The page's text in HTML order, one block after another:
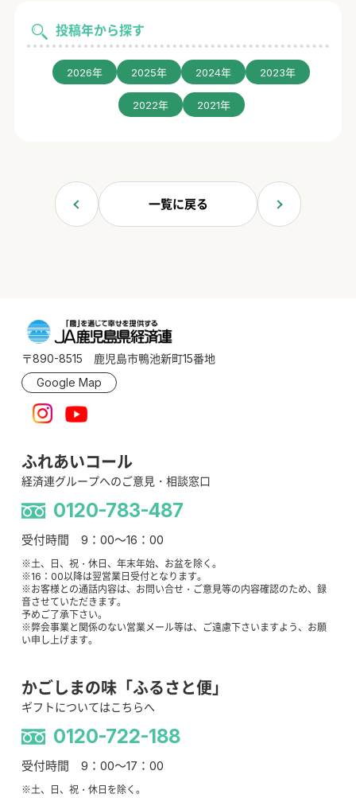
投稿年から探す
2026年 2025年 2024年 2023年
2022年 2021年
一覧に戻る
〒890-8515 鹿児島市鴨池新町15番地
Google Map
ふれあいコール
経済連グループへのご意見・相談窓口
0120-783-487
受付時間 9：00～16：00
※土、日、祝・休日、年末年始、お盆を除く。
※16：00以降は翌営業日受付となります。
※お客様との通話内容は、お問い合せ・ご意見等の内容確認のため、録
音させていただきます。
予めご了承下さい。
※弊会事業と関係のない営業メール等は、ご遠慮下さいますよう、お願
い申し上げます。
かごしまの味「ふるさと便」
ギフトについてはこちらへ
0120-722-188
受付時間 9：00～17：00
※土、日、祝・休日を除く。